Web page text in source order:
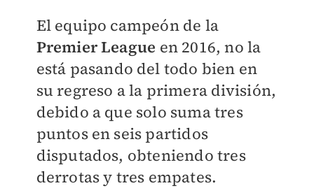
El equipo campeón de la
Premier League en 2016, no la
está pasando del todo bien en
su regreso a la primera división,
debido a que solo suma tres
puntos en seis partidos
disputados, obteniendo tres
derrotas y tres empates.